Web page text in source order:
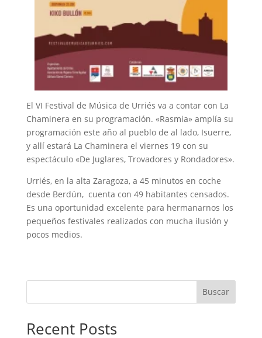
El VI Festival de Música de Urriés va a contar con La
Chaminera en su programación. «Rasmia» amplía su
programación este año al pueblo de al lado, Isuerre,
y allí estará La Chaminera el viernes 19 con su
espectáculo «De Juglares, Trovadores y Rondadores».
Urriés, en la alta Zaragoza, a 45 minutos en coche
desde Berdún, cuenta con 49 habitantes censados.
Es una oportunidad excelente para hermanarnos los
pequeños festivales realizados con mucha ilusión y
pocos medios.
Buscar
Recent Posts